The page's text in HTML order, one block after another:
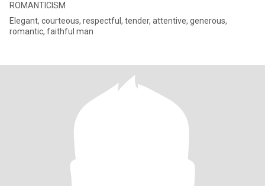
ROMANTICISM
Elegant, courteous, respectful, tender, attentive, generous,
romantic, faithful man